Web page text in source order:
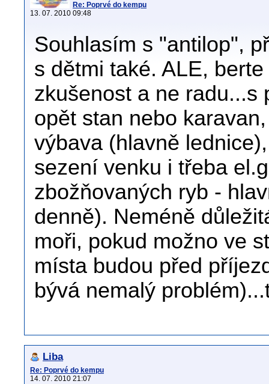
Re: Poprvé do kempu
13. 07. 2010 09:48
Souhlasím s "antilop",
s dětmi také. ALE,
zkušenost a ne radu...s
opět stan nebo
výbava (hlavně
sezení venku i třeba
zbožňovaných ryb -
denně). Neméně
moři, pokud možno ve
místa budou před
bývá nemalý
Liba
Re: Poprvé do kempu
14. 07. 2010 21:07